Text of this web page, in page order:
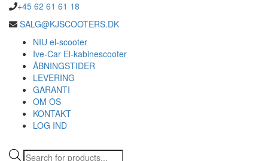
+45 62 61 61 18
SALG@KJSCOOTERS.DK
NIU el-scooter
Ive-Car El-kabinescooter
ÅBNINGSTIDER
LEVERING
GARANTI
OM OS
KONTAKT
LOG IND
Products